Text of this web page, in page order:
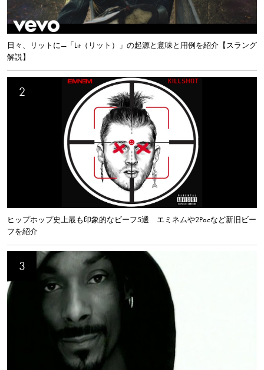
日々、リットに—「Lit（リット）」の起源と意味と用例を紹介【スラング
解説】
ヒップホップ史上最も印象的なビーフ5選 エミネムや2Pacなど新旧ビー
フを紹介